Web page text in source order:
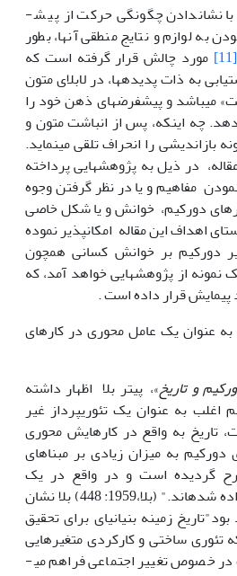
در واقع در این بخش، با نشان­دادن چگونگی حرکت از پیش­
به لوازم و نتایج منطقی آنها، بطور
[11]
مورد چالش قرار گرفته است که
به ذات پدیده­ها، در لابلای متون
می­باشد و پیش­فرضهای ذهن خود را
چه اینکه، پس از انباشت متون و
را انحراف تلقی می­نماید.
در ذیل به پژوهشهایی پرداخته
مفاهیم و یا در نظر گرفتن وجوه
دورکیم، خوانش و یا شکل خاصی
اهداف این مقاله امکان­پذیر نموده
دورکیم بر خوانش کسانی همچون
نمونه از پژوهشهایی خواهد آمد، که
پیمایش قرار داده است .
به عنوان یک عامل محوری در کارهای
و تاریخ»، پیتر بلا اظهار داشته
به عنوان یک تئوری­پرداز غیر
تاریخ به واقع در کارهایش محوری
دورکیم به میزان زیادی بر مبناهای
گردیده است و در واقع در یک
چارچوب تاریخی سازمان داده شده­اند." (بلا،1959: 448) بلا نشان
زمینه بنیانی­ای برای تحقیق
تئوری ساختی و کارکردی متغیر­هایی
خصوص تغییر اجتماعی فراهم می­